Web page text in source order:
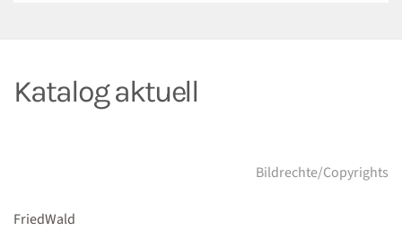
Katalog aktuell
Bildrechte/Copyrights
FriedWald